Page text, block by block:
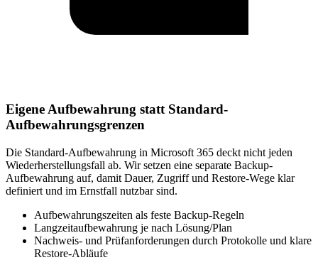
Eigene Aufbewahrung statt Standard-
Aufbewahrungsgrenzen
Die Standard-Aufbewahrung in Microsoft 365 deckt nicht jeden
Wiederherstellungsfall ab. Wir setzen eine separate Backup-
Aufbewahrung auf, damit Dauer, Zugriff und Restore-Wege klar
definiert und im Ernstfall nutzbar sind.
Aufbewahrungszeiten als feste Backup-Regeln
Langzeitaufbewahrung je nach Lösung/Plan
Nachweis- und Prüfanforderungen durch Protokolle und klare
Restore-Abläufe